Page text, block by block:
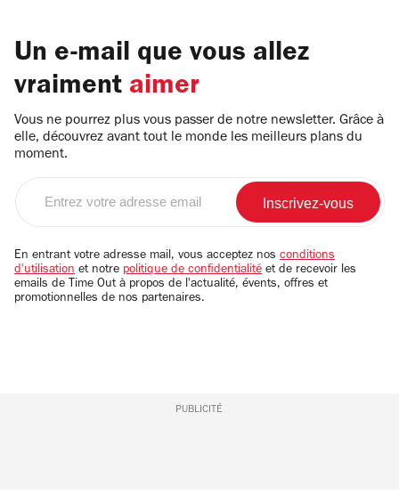
Un e-mail que vous allez
vraiment aimer
Vous ne pourrez plus vous passer de notre newsletter. Grâce à
elle, découvrez avant tout le monde les meilleurs plans du
moment.
email
En entrant votre adresse mail, vous acceptez nos conditions
d'utilisation et notre politique de confidentialité et de recevoir les
emails de Time Out à propos de l'actualité, évents, offres et
promotionnelles de nos partenaires.
PUBLICITÉ